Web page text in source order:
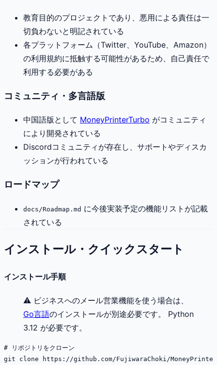
教育目的のプロジェクトであり、悪用による責任は一
切負わないと明記されている
各プラットフォーム（Twitter、YouTube、Amazon）
の利用規約に抵触する可能性があるため、自己責任で
利用する必要がある
コミュニティ・多言語版
中国語版として MoneyPrinterTurbo がコミュニティ
により開発されている
Discordコミュニティが存在し、サポートやディスカ
ッションが行われている
ロードマップ
docs/Roadmap.md に今後実装予定の機能リストが記載
されている
インストール・クイックスタート
インストール手順
⚠️ ビジネスへのメール営業機能を使う場合は、
Go言語のインストールが別途必要です。 Python
3.12 が必要です。
# リポジトリをクローン
git clone https://github.com/FujiwaraChoki/